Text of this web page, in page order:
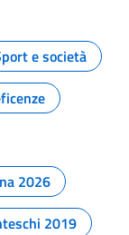
e società
2026
2019